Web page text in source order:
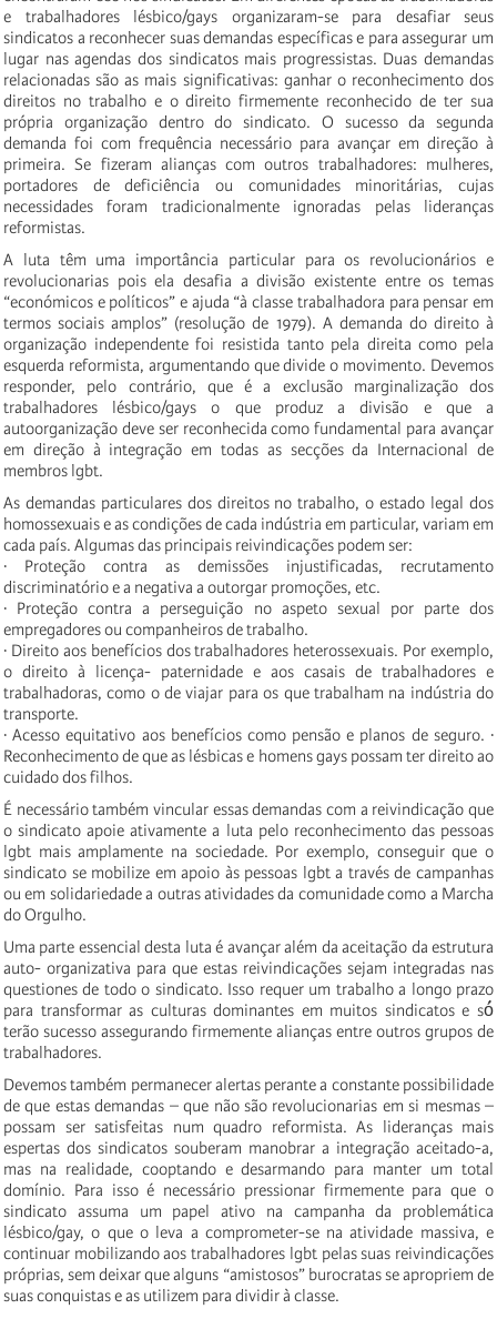
e trabalhadores lésbico/gays organizaram-se para desafiar seus
sindicatos a reconhecer suas demandas específicas e para assegurar um
lugar nas agendas dos sindicatos mais progressistas. Duas demandas
relacionadas são as mais significativas: ganhar o reconhecimento dos
direitos no trabalho e o direito firmemente reconhecido de ter sua
própria organização dentro do sindicato. O sucesso da segunda
demanda foi com frequência necessário para avançar em direção à
primeira. Se fizeram alianças com outros trabalhadores: mulheres,
portadores de deficiência ou comunidades minoritárias, cujas
necessidades foram tradicionalmente ignoradas pelas lideranças
reformistas.
A luta têm uma importância particular para os revolucionários e
revolucionarias pois ela desafia a divisão existente entre os temas
“económicos e políticos” e ajuda “à classe trabalhadora para pensar em
termos sociais amplos” (resolução de 1979). A demanda do direito à
organização independente foi resistida tanto pela direita como pela
esquerda reformista, argumentando que divide o movimento. Devemos
responder, pelo contrário, que é a exclusão marginalização dos
trabalhadores lésbico/gays o que produz a divisão e que a
autoorganização deve ser reconhecida como fundamental para avançar
em direção à integração em todas as secções da Internacional de
membros lgbt.
As demandas particulares dos direitos no trabalho, o estado legal dos
homossexuais e as condições de cada indústria em particular, variam em
cada país. Algumas das principais reivindicações podem ser:
· Proteção contra as demissões injustificadas, recrutamento
discriminatório e a negativa a outorgar promoções, etc.
· Proteção contra a perseguição no aspeto sexual por parte dos
empregadores ou companheiros de trabalho.
· Direito aos benefícios dos trabalhadores heterossexuais. Por exemplo,
o direito à licença- paternidade e aos casais de trabalhadores e
trabalhadoras, como o de viajar para os que trabalham na indústria do
transporte.
· Acesso equitativo aos benefícios como pensão e planos de seguro. ·
Reconhecimento de que as lésbicas e homens gays possam ter direito ao
cuidado dos filhos.
É necessário também vincular essas demandas com a reivindicação que
o sindicato apoie ativamente a luta pelo reconhecimento das pessoas
lgbt mais amplamente na sociedade. Por exemplo, conseguir que o
sindicato se mobilize em apoio às pessoas lgbt a través de campanhas
ou em solidariedade a outras atividades da comunidade como a Marcha
do Orgulho.
Uma parte essencial desta luta é avançar além da aceitação da estrutura
auto- organizativa para que estas reivindicações sejam integradas nas
questiones de todo o sindicato. Isso requer um trabalho a longo prazo
para transformar as culturas dominantes em muitos sindicatos e só́
terão sucesso assegurando firmemente alianças entre outros grupos de
trabalhadores.
Devemos também permanecer alertas perante a constante possibilidade
de que estas demandas – que não são revolucionarias em si mesmas –
possam ser satisfeitas num quadro reformista. As lideranças mais
espertas dos sindicatos souberam manobrar a integração aceitado-a,
mas na realidade, cooptando e desarmando para manter um total
domínio. Para isso é necessário pressionar firmemente para que o
sindicato assuma um papel ativo na campanha da problemática
lésbico/gay, o que o leva a comprometer-se na atividade massiva, e
continuar mobilizando aos trabalhadores lgbt pelas suas reivindicações
próprias, sem deixar que alguns “amistosos” burocratas se apropriem de
suas conquistas e as utilizem para dividir à classe.